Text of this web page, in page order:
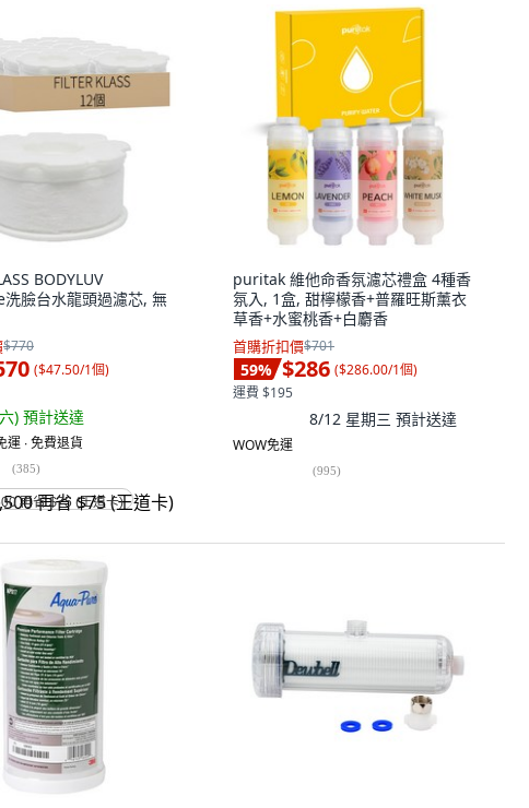
BODYLUV
臉台水龍頭過濾芯, 無
$770
($47.50/1個)
) 預計送達
運 ∙ 免費退貨
(385)
再省 $75 (王道卡)
puritak 維他命香氛濾芯禮盒 4種香
氛入, 1盒, 甜檸檬香+普羅旺斯薰衣
草香+水蜜桃香+白麝香
首購折扣價$701
59% $286 ($286.00/1個)
運費 $195
8/12 星期三 預計送達
WOW免運
(995)